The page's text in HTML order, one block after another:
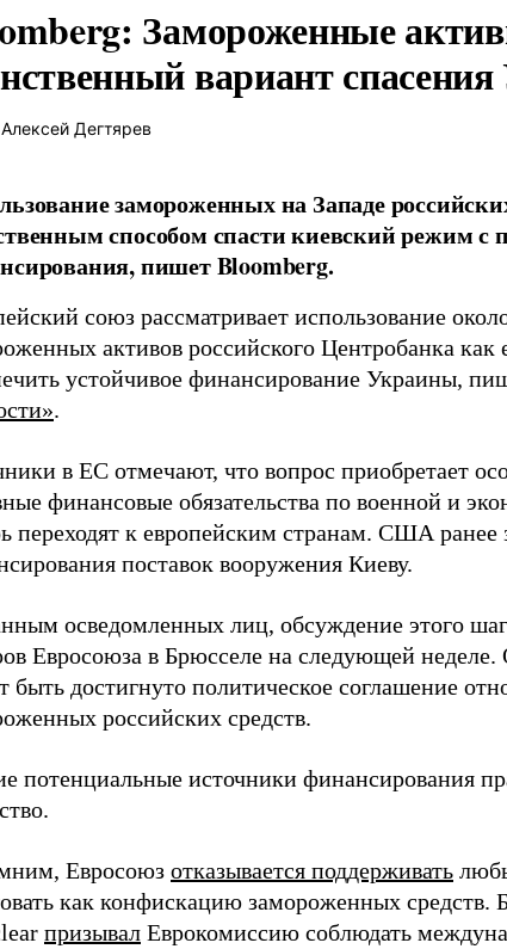
Замороженные
вариант
Алексей Дегтярев
замороженных на Западе
способом спасти киевский режим с
пишет Bloomberg.
союз рассматривает использование
активов российского Центробанка
устойчивое финансирование Украины,
.
в ЕС отмечают, что вопрос приобретает
финансовые обязательства по военной и
переходят к европейским странам. США ранее
поставок вооружения Киеву.
осведомленных лиц, обсуждение этого
Евросоюза в Брюсселе на следующей
быть достигнуто политическое соглашение
российских средств.
потенциальные источники финансирования
Евросоюз отказывается поддерживать
как конфискацию замороженных средств.
призывал Еврокомиссию соблюдать